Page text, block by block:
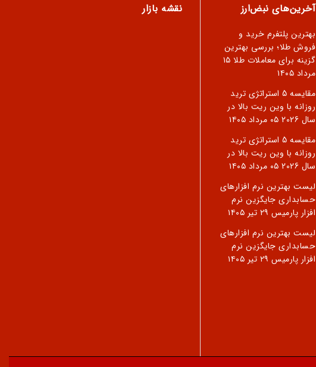
آخرین‌های نبض‌ارز
بهترین پلتفرم خرید و
فروش طلا؛ بررسی بهترین
گزینه برای معاملات طلا ۱۵
مرداد ۱۴۰۵
مقایسه 5 استراتژی ترید
روزانه با وین ریت بالا در
سال 2026
۰۵ مرداد ۱۴۰۵
مقایسه 5 استراتژی ترید
روزانه با وین ریت بالا در
سال 2026
۰۵ مرداد ۱۴۰۵
لیست بهترین نرم افزارهای
حسابداری جایگزین نرم
افزار پارمیس ۲۹ تیر ۱۴۰۵
لیست بهترین نرم افزارهای
حسابداری جایگزین نرم
افزار پارمیس ۲۹ تیر ۱۴۰۵
نقشه بازار